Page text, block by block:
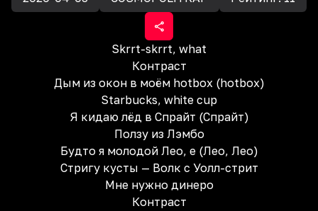
Skrrt-skrrt, what
Контраст
Дым из окон в моём hotbox (hotbox)
Starbucks, white cup
Я кидаю лёд в Спрайт (Спрайт)
Ползу из Лэмбо
Будто я молодой Лео, е (Лео, Лео)
Стригу кусты — Волк с Уолл-стрит
Мне нужно динеро
Контраст